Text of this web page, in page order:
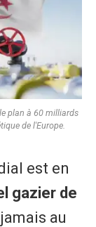
plan à 60 milliards
de l'Europe.
est en
gazier de
au